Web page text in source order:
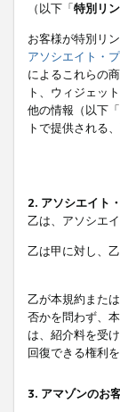
（以下「特別リ
お客様が特別リ
アソシエイト・
によるこれらの
ト、ウィジェッ
他の情報（以下「
トで提供される
2. アソシエイト
乙は、アソシエ
乙は甲に対し、
乙が本規約また
否かを問わず、
は、紹介料を受
回復できる権利
3. アマゾンのお